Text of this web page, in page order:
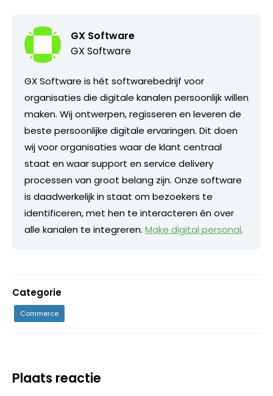
GX Software
GX Software
GX Software is hét softwarebedrijf voor
organisaties die digitale kanalen persoonlijk willen
maken. Wij ontwerpen, regisseren en leveren de
beste persoonlijke digitale ervaringen. Dit doen
wij voor organisaties waar de klant centraal
staat en waar support en service delivery
processen van groot belang zijn. Onze software
is daadwerkelijk in staat om bezoekers te
identificeren, met hen te interacteren én over
alle kanalen te integreren. Make digital personal.
Categorie
Commerce
Plaats reactie